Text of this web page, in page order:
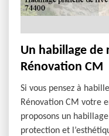
Un habillage de
Rénovation CM
Si vous pensez à
Rénovation CM votre
proposons un
protection et